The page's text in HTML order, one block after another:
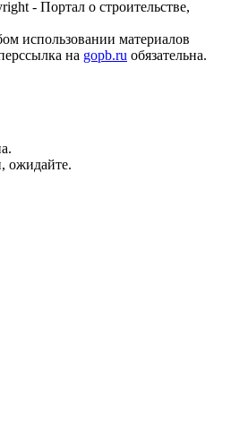
- Портал о строительстве,
использовании материалов
на gopb.ru обязательна.
ожидайте.